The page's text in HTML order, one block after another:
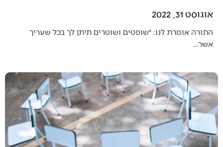
אוגוסט 31, 2022
התורה אומרת לנו: ״שופטים ושוטרים תיתן לך בכל שעריך
אשר…